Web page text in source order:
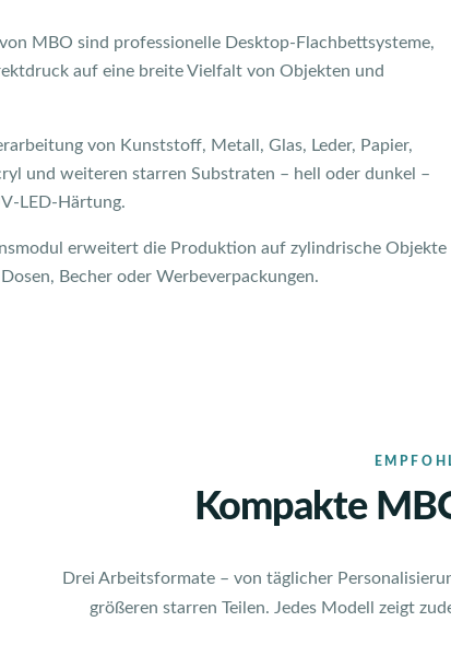
MBO sind professionelle Desktop-Flachbettsysteme,
auf eine breite Vielfalt von Objekten und
von Kunststoff, Metall, Glas, Leder, Papier,
und weiteren starren Substraten – hell oder dunkel –
LED-Härtung.
erweitert die Produktion auf zylindrische Objekte
Becher oder Werbeverpackungen.
Kompakte
Drei Arbeitsformate – von täglicher
größeren starren Teilen. Jedes Modell zeigt